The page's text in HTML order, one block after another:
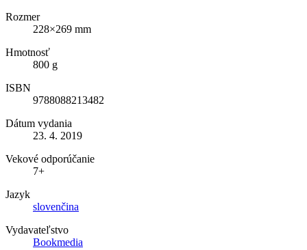
Rozmer
228×269 mm
Hmotnosť
800 g
ISBN
9788088213482
Dátum vydania
23. 4. 2019
Vekové odporúčanie
7+
Jazyk
slovenčina
Vydavateľstvo
Bookmedia